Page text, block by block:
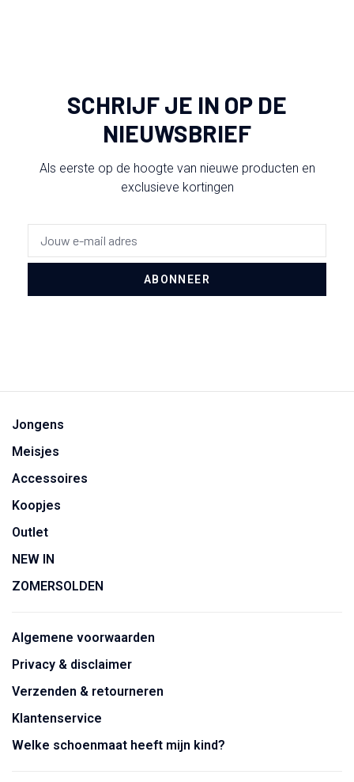
SCHRIJF JE IN OP DE
NIEUWSBRIEF
Als eerste op de hoogte van nieuwe producten en
exclusieve kortingen
ABONNEER
Jongens
Meisjes
Accessoires
Koopjes
Outlet
NEW IN
ZOMERSOLDEN
Algemene voorwaarden
Privacy & disclaimer
Verzenden & retourneren
Klantenservice
Welke schoenmaat heeft mijn kind?